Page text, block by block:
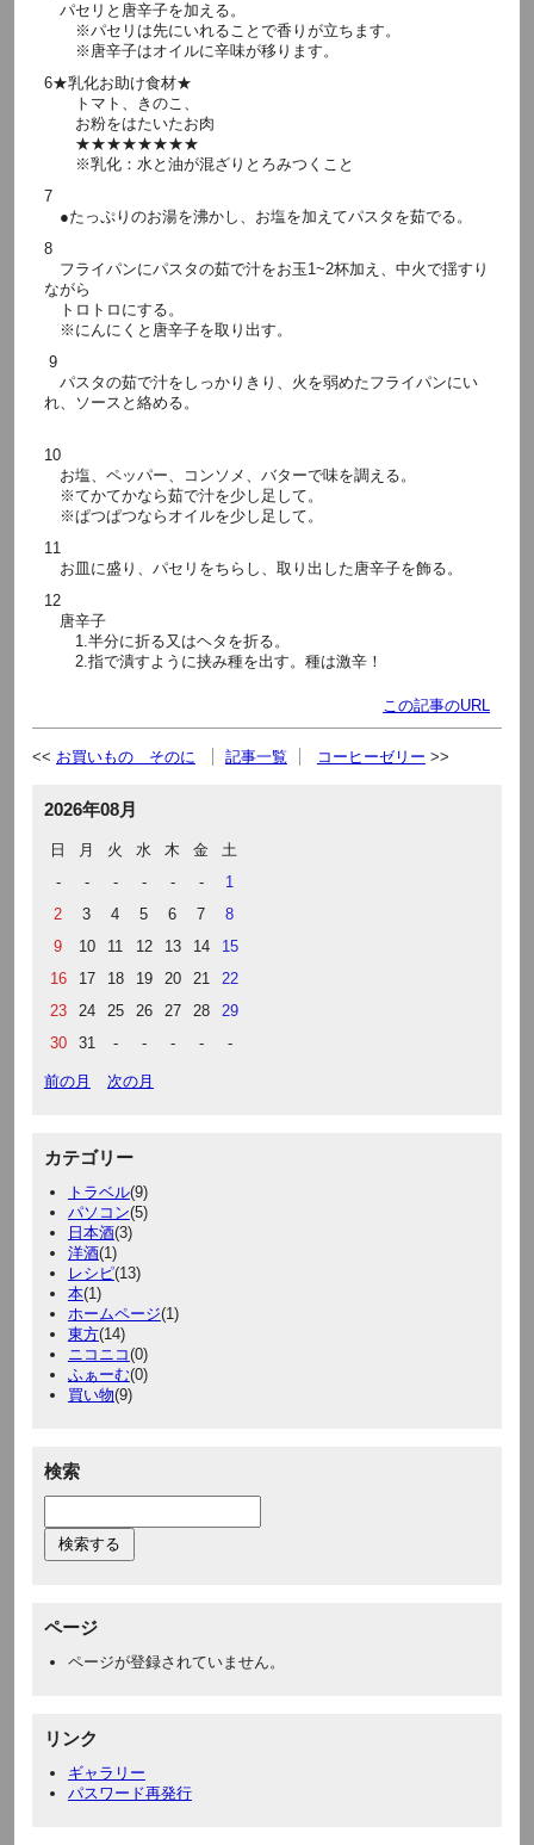
パセリと唐辛子を加える。
※パセリは先にいれることで香りが立ちます。
※唐辛子はオイルに辛味が移ります。
6★乳化お助け食材★
トマト、きのこ、
お粉をはたいたお肉
★★★★★★★★
※乳化：水と油が混ざりとろみつくこと
7
●たっぷりのお湯を沸かし、お塩を加えてパスタを茹でる。
8
フライパンにパスタの茹で汁をお玉1~2杯加え、中火で揺すり
ながら
トロトロにする。
※にんにくと唐辛子を取り出す。
9
パスタの茹で汁をしっかりきり、火を弱めたフライパンにい
れ、ソースと絡める。
10
お塩、ペッパー、コンソメ、バターで味を調える。
※てかてかなら茹で汁を少し足して。
※ぱつぱつならオイルを少し足して。
11
お皿に盛り、パセリをちらし、取り出した唐辛子を飾る。
12
唐辛子
1.半分に折る又はヘタを折る。
2.指で潰すように挟み種を出す。種は激辛！
この記事のURL
お買いもの そのに 記事一覧 コーヒーゼリー
2026年08月
日 月 火 水 木 金
土
-
- - - - -
1
2
3 4 5 6 7
8
9
10 11 12 13 14
15
16
17 18 19 20 21
22
23
24 25 26 27 28
29
30
31 - - - - -
前の月 次の月
カテゴリー
トラベル(9)
パソコン(5)
日本酒(3)
洋酒(1)
レシピ(13)
本(1)
ホームページ(1)
東方(14)
ニコニコ(0)
ふぁーむ(0)
買い物(9)
検索
ページ
ページが登録されていません。
リンク
ギャラリー
パスワード再発行